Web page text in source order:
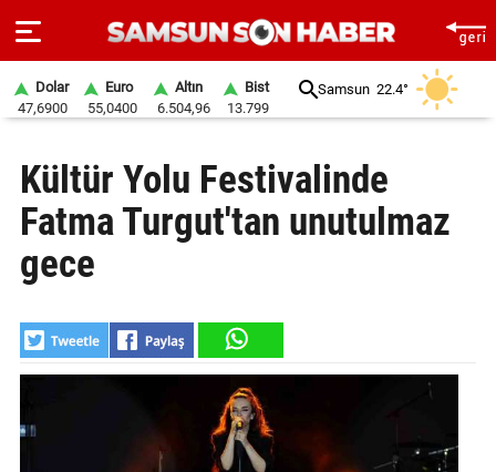
SAYFA
SAMSUN
HABER
GÜNDEM
EKONOMİ
Dolar
47,6900
Euro
55,0400
Altın
6.504,96
Bist
13.799
Samsun 22.4°
Kültür Yolu Festivalinde
Fatma Turgut'tan unutulmaz
gece